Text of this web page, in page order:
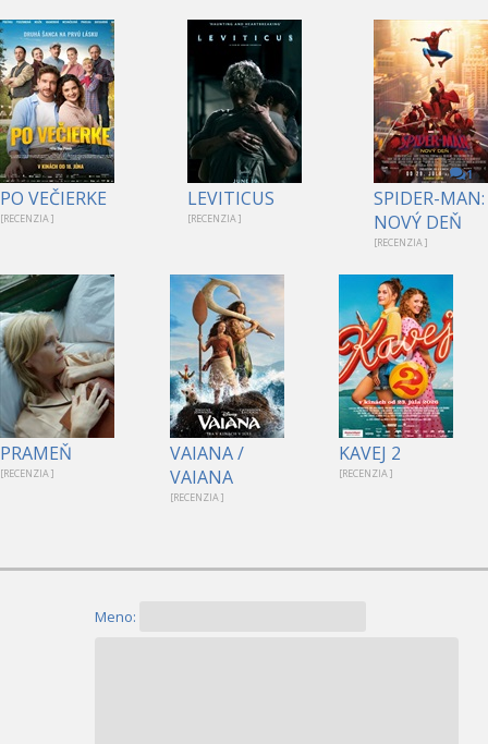
PO VEČIERKE
[RECENZIA ]
LEVITICUS
[RECENZIA ]
1
SPIDER-MAN:
NOVÝ DEŇ
[RECENZIA ]
PRAMEŇ
[RECENZIA ]
VAIANA /
VAIANA
[RECENZIA ]
KAVEJ 2
[RECENZIA ]
Meno: